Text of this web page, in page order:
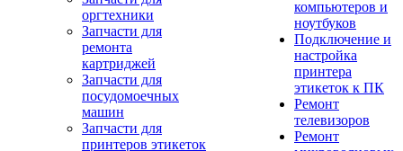
оргтехники
Запчасти для
ремонта
картриджей
Запчасти для
посудомоечных
машин
Запчасти для
принтеров этикеток
компьютеров и
ноутбуков
Подключение и
настройка
принтера
этикеток к ПК
Ремонт
телевизоров
Ремонт